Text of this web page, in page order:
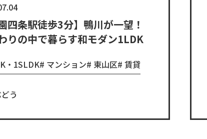
四条駅徒歩3分】鴨川が一望！
りの中で暮らす和モダン1LDK
・1SLDK マンション 東山区 賃貸
う